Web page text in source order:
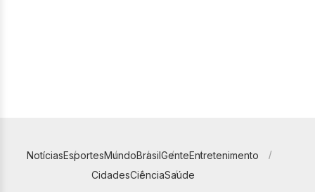
NotíciasEsportesMundoBrasilGenteEntretenimento
CidadesCiênciaSaúde